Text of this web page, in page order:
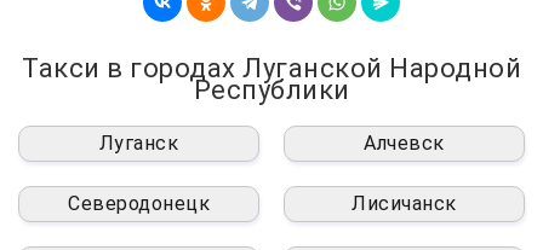
Такси в городах Луганской Народной
Республики
Луганск Алчевск
Северодонецк Лисичанск